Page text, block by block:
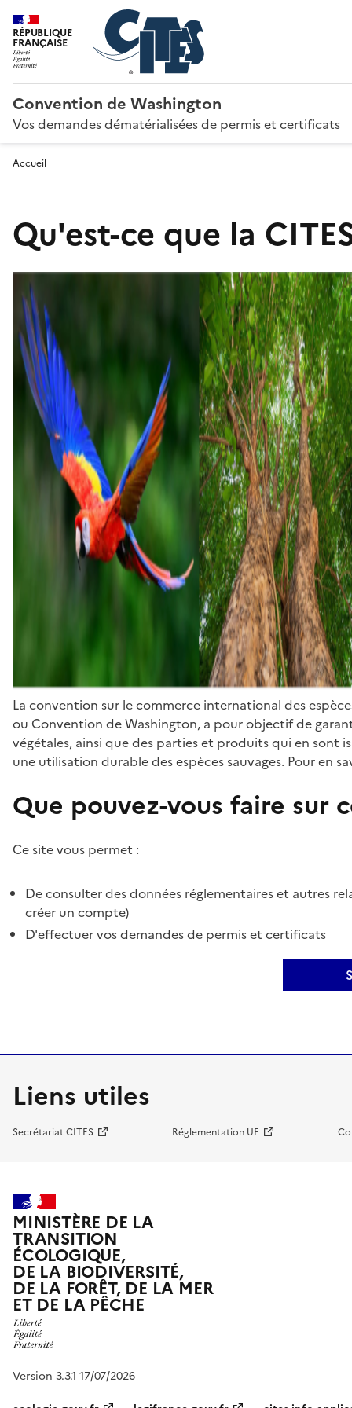
RÉPUBLIQUE
FRANÇAISE
Convention de Washington
Vos demandes dématérialisées de permis et certificats
Accueil
Qu'est-ce que la
La convention sur le commerce international des
ou Convention de Washington, a pour objectif de
végétales, ainsi que des parties et produits qui en sont
une utilisation durable des espèces sauvages. Pour en
Que pouvez-vous faire sur
Ce site vous permet :
De consulter des données réglementaires et autres
créer un compte)
D'effectuer vos demandes de permis et certificats
Liens utiles
Secrétariat CITES Réglementation UE
MINISTÈRE DE LA
TRANSITION
ÉCOLOGIQUE,
DE LA BIODIVERSITÉ,
DE LA FORÊT, DE LA MER
ET DE LA PÊCHE
Version 3.3.1 17/07/2026